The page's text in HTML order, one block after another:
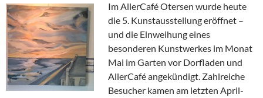
Im AllerCafé Otersen wurde heute
die 5. Kunstausstellung eröffnet –
und die Einweihung eines
besonderen Kunstwerkes im Monat
Mai im Garten vor Dorfladen und
AllerCafé angekündigt. Zahlreiche
Besucher kamen am letzten April-